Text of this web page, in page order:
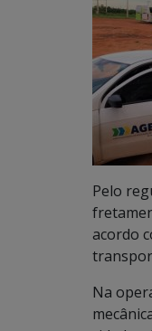
Pelo
acordo
Na